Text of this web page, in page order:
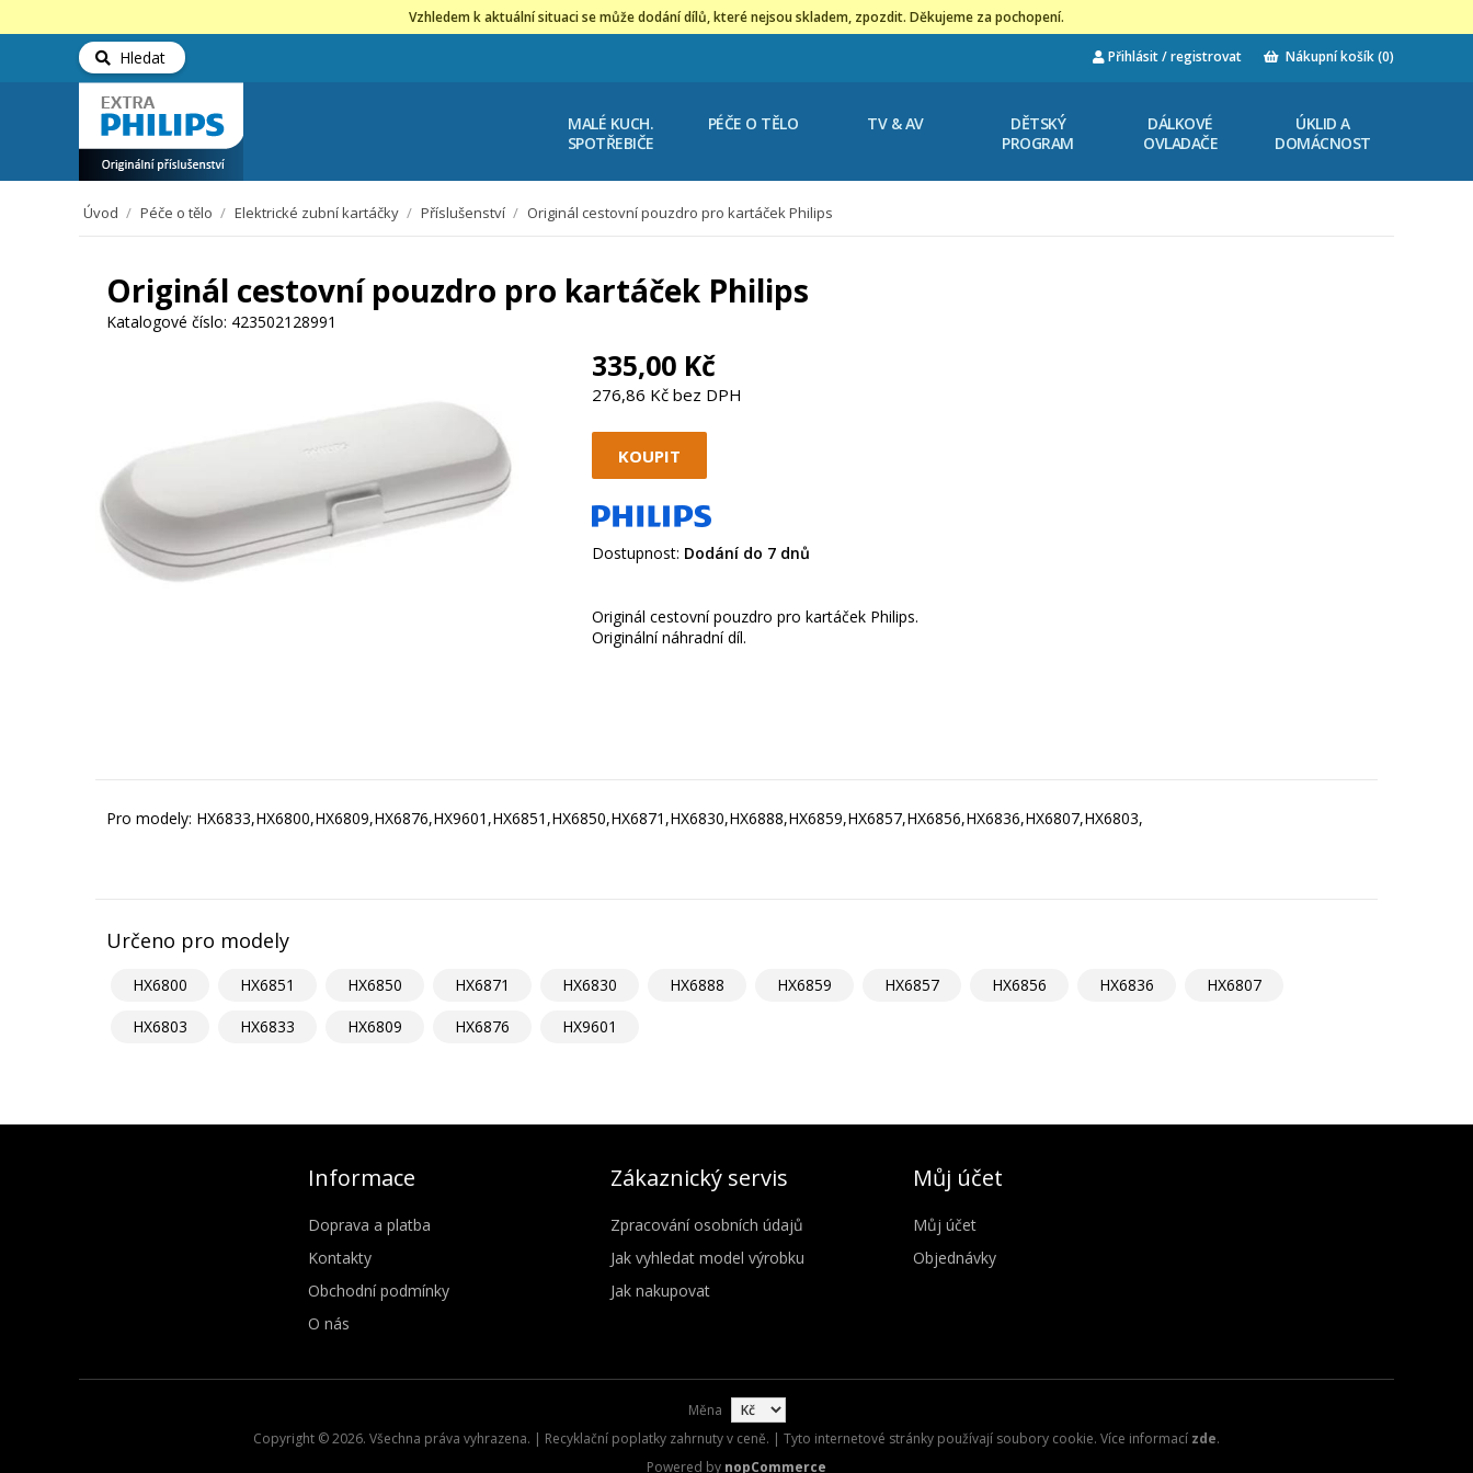
Vzhledem k aktuální situaci se může dodání dílů, které nejsou skladem, zpozdit. Děkujeme za pochopení.
Hledat Přihlásit / registrovat Nákupní košík(0)
MALÉ KUCH.
SPOTŘEBIČE
PÉČE O TĚLO TV & AV
DĚTSKÝ
PROGRAM
DÁLKOVÉ
OVLADAČE
ÚKLID A
DOMÁCNOST
Úvod / Péče o tělo / Elektrické zubní kartáčky / Příslušenství / Originál cestovní pouzdro pro kartáček Philips
Originál cestovní pouzdro pro kartáček Philips
Katalogové číslo: 423502128991
335,00 Kč
276,86 Kč bez DPH
Dostupnost: Dodání do 7 dnů
Originál cestovní pouzdro pro kartáček Philips.
Originální náhradní díl.
Pro modely: HX6833,HX6800,HX6809,HX6876,HX9601,HX6851,HX6850,HX6871,HX6830,HX6888,HX6859,HX6857,HX6856,HX6836,HX6807,HX6803,
Určeno pro modely
HX6800 HX6851 HX6850 HX6871 HX6830 HX6888 HX6859 HX6857 HX6856 HX6836
HX6807
HX6803
HX6833 HX6809 HX6876 HX9601
Informace
Doprava a platba
Kontakty
Obchodní podmínky
O nás
Zákaznický servis
Zpracování osobních údajů
Jak vyhledat model výrobku
Jak nakupovat
Můj účet
Můj účet
Objednávky
Měna
Copyright © 2026. Všechna práva vyhrazena. | Recyklační poplatky zahrnuty v ceně. | Tyto internetové stránky používají soubory cookie. Více informací zde.
Powered by nopCommerce